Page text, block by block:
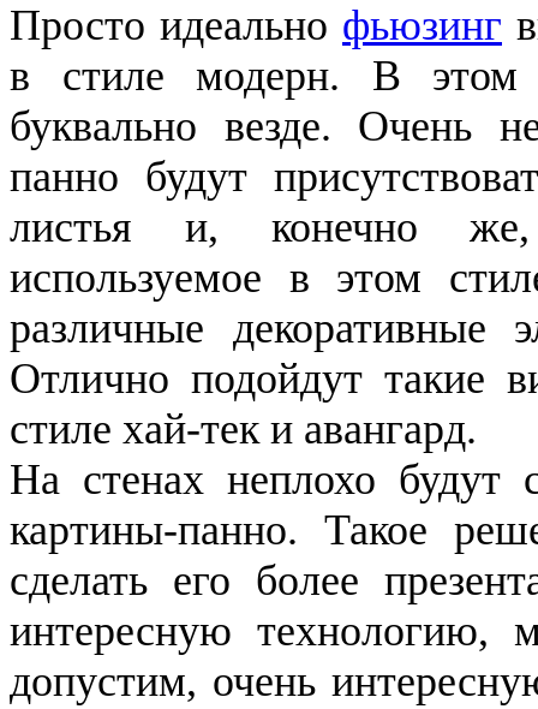
Просто идеально фьюзинг
в стиле модерн. В этом
буквально везде. Очень
панно будут
листья и, конечно
используемое в этом
различные декоративные
Отлично подойдут такие
стиле хай-тек и авангард.
На стенах неплохо будут
картины-панно. Такое
сделать его более
интересную технологию,
допустим, очень